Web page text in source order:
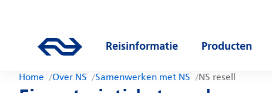
Ga naar de homepage van ns.nl
Reisinformatie
Producten
Home Over NS Samenwerken met NS NS resell